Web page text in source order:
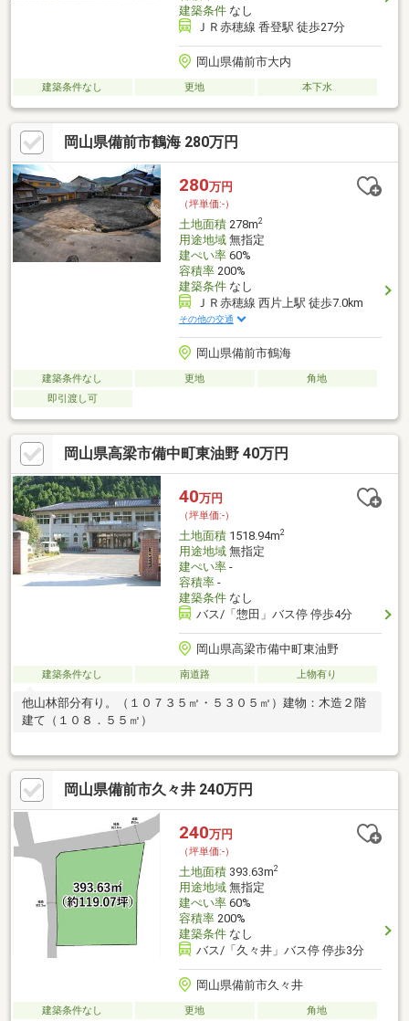
建築条件なし
ＪＲ赤穂線 香登駅 徒歩27分
岡山県備前市大内
建築条件なし 更地 本下水
岡山県備前市鶴海 280万円
280万円
（坪単価:-）
土地面積278m2
用途地域無指定
建ぺい率60%
容積率200%
建築条件なし
ＪＲ赤穂線 西片上駅 徒歩7.0km
その他の交通
岡山県備前市鶴海
建築条件なし 更地
角地
即引渡し可
岡山県高梁市備中町東油野 40万円
40万円
（坪単価:-）
土地面積1518.94m2
用途地域無指定
建ぺい率-
容積率-
建築条件なし
バス/「惣田」バス停 停歩4分
岡山県高梁市備中町東油野
建築条件なし 南道路 上物有り
他山林部分有り。（１０７３５㎡・５３０５㎡）建物：木造２階
建て（１０８．５５㎡）
岡山県備前市久々井 240万円
240万円
（坪単価:-）
土地面積393.63m2
用途地域無指定
建ぺい率60%
容積率200%
建築条件なし
バス/「久々井」バス停 停歩3分
岡山県備前市久々井
建築条件なし 更地
角地